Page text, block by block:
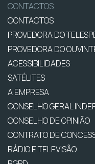
CONTACTOS
CONTACTOS
PROVEDORA DO
PROVEDORA DO
ACESSIBILIDADES
SATÉLITES
A EMPRESA
CONSELHO GERAL
CONSELHO DE OPINIÃO
CONTRATO DE
RÁDIO E TELEVISÃO